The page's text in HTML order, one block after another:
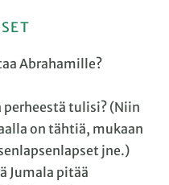
Abrahamille?
perheestä tulisi? (Niin
on tähtiä, mukaan
jne.)
Jumala pitää